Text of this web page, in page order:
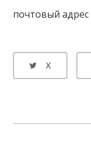
почтовый адрес
X